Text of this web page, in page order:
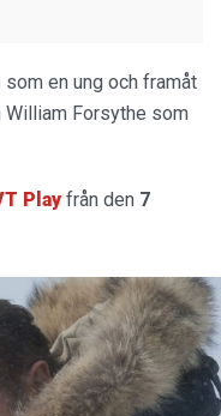
som en ung och framåt
Forsythe som
Playfrån den 7